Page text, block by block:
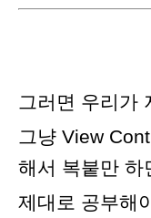
그러면 우리가
그냥 View
해서 복붙만 하
제대로 공부해